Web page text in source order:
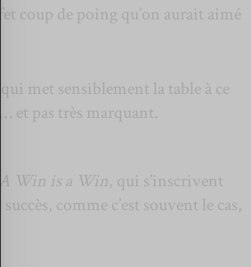
coup de poing qu’on aurait aimé
met sensiblement la table à ce
et pas très marquant.
A Win is a Win, qui s’inscrivent
succès, comme c’est souvent le cas,